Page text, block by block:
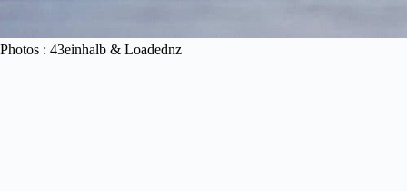
Photos : 43einhalb & Loadednz